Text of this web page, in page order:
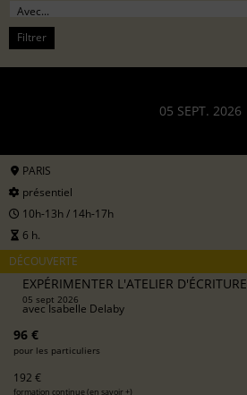
Filtrer
05 SEPT. 2026
PARIS
présentiel
10h-13h / 14h-17h
6 h.
DÉCOUVERTE
EXPÉRIMENTER L'ATELIER D'ÉCRITURE
05 sept 2026
avecIsabelle Delaby
96 €
pour les particuliers
192 €
formation continue (en savoir +)